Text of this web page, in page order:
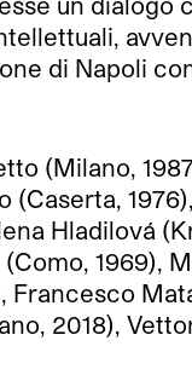
di Napoli
(Milano,
(Caserta,
Hladilová
1969),
Francesco
2018),